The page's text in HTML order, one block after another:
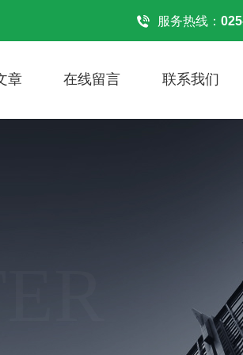
服务热线：
章 在线留言 联系我们